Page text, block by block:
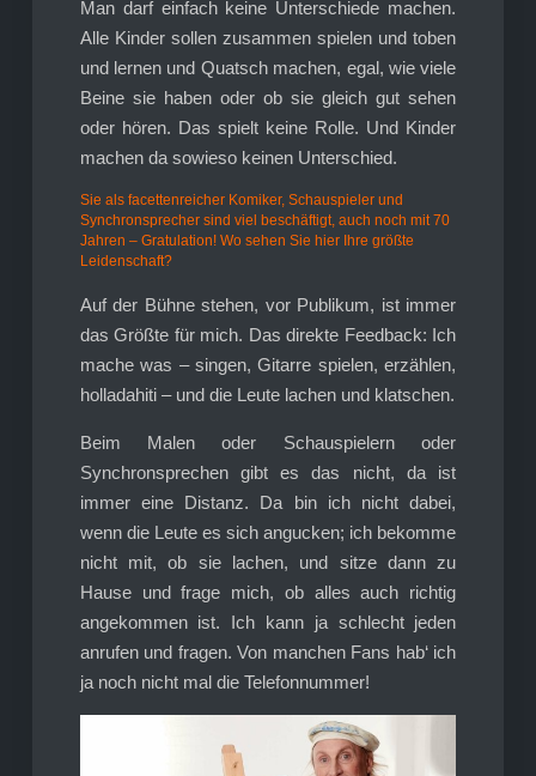
Man darf einfach keine Unterschiede machen.
Alle Kinder sollen zusammen spielen und toben
und lernen und Quatsch machen, egal, wie viele
Beine sie haben oder ob sie gleich gut sehen
oder hören. Das spielt keine Rolle. Und Kinder
machen da sowieso keinen Unterschied.
Sie als facettenreicher Komiker, Schauspieler und
Synchronsprecher sind viel beschäftigt, auch noch mit 70
Jahren – Gratulation! Wo sehen Sie hier Ihre größte
Leidenschaft?
Auf der Bühne stehen, vor Publikum, ist immer
das Größte für mich. Das direkte Feedback: Ich
mache was – singen, Gitarre spielen, erzählen,
holladahiti – und die Leute lachen und klatschen.
Beim Malen oder Schauspielern oder
Synchronsprechen gibt es das nicht, da ist
immer eine Distanz. Da bin ich nicht dabei,
wenn die Leute es sich angucken; ich bekomme
nicht mit, ob sie lachen, und sitze dann zu
Hause und frage mich, ob alles auch richtig
angekommen ist. Ich kann ja schlecht jeden
anrufen und fragen. Von manchen Fans hab‘ ich
ja noch nicht mal die Telefonnummer!